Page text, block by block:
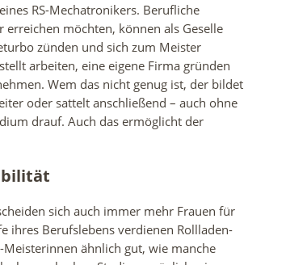
RS-Mechatronikers. Berufliche
möchten, können als Geselle
zünden und sich zum Meister
arbeiten, eine eigene Firma gründen
Wem das nicht genug ist, der bildet
oder sattelt anschließend – auch ohne
drauf. Auch das ermöglicht der
sich auch immer mehr Frauen für
ihres Berufslebens verdienen Rollladen-
ähnlich gut, wie manche